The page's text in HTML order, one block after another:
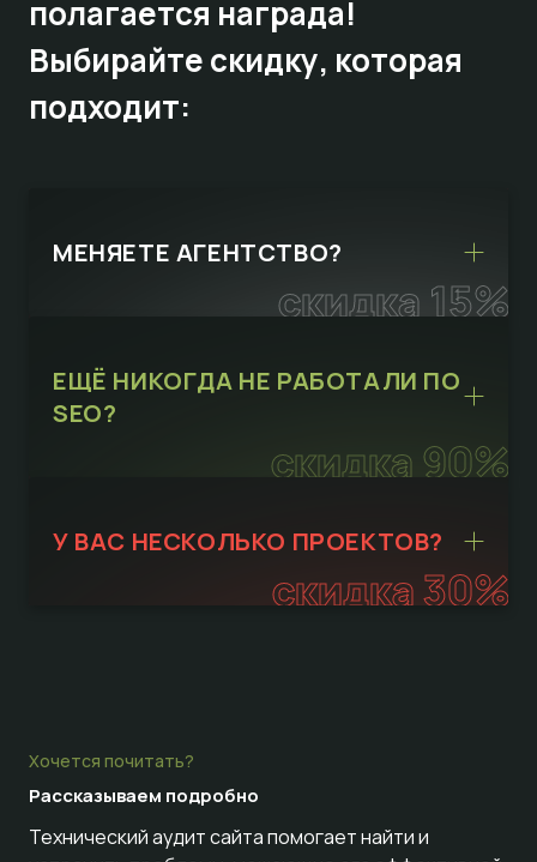
полагается награда!
Выбирайтескидку, которая
подходит:
скидка 15%
МЕНЯЕТЕ АГЕНТСТВО?
скидка 90%
ЕЩЁ НИКОГДА НЕ РАБОТАЛИ ПО
SEO?
скидка 30%
У ВАС НЕСКОЛЬКО ПРОЕКТОВ?
Хочется почитать?
Рассказываем подробно
Технический аудит сайта помогает найти и